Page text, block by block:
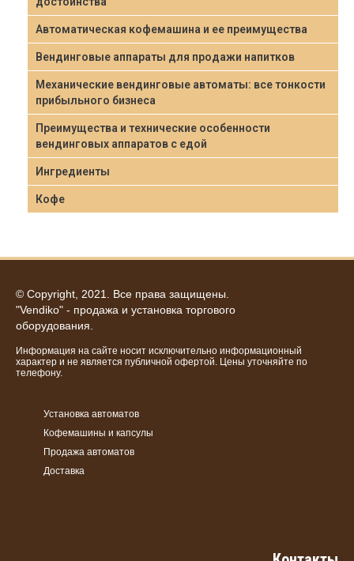
Автоматическая кофемашина и ее преимущества
Вендинговые аппараты для продажи напитков
Механические вендинговые автоматы: все тонкости
прибыльного бизнеса
Преимущества и технические особенности
вендинговых аппаратов с едой
Ингредиенты
Кофе
© Copyright, 2021. Все права защищены.
"Vendiko" - продажа и установка торгового
оборудования.
Информация на сайте носит исключительно информационный
характер и не является публичной офертой. Цены уточняйте по
телефону.
Установка автоматов
Кофемашины и капсулы
Продажа автоматов
Доставка